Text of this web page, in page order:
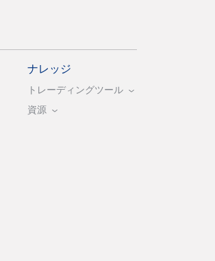
ナレッジ
トレーディングツール
資源